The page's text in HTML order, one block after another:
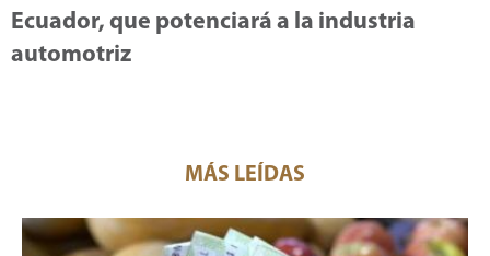
Ecuador, que potenciará a la industria
automotriz
MÁS LEÍDAS